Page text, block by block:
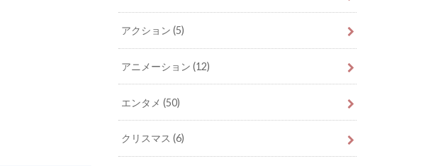
アクション(5)
アニメーション(12)
エンタメ(50)
クリスマス(6)